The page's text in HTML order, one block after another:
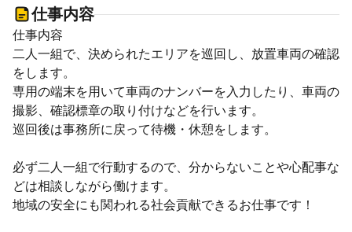
仕事内容
仕事内容
二人一組で、決められたエリアを巡回し、放置車両の確認
をします。
専用の端末を用いて車両のナンバーを入力したり、車両の
撮影、確認標章の取り付けなどを行います。
巡回後は事務所に戻って待機・休憩をします。
必ず二人一組で行動するので、分からないことや心配事な
どは相談しながら働けます。
地域の安全にも関われる社会貢献できるお仕事です！